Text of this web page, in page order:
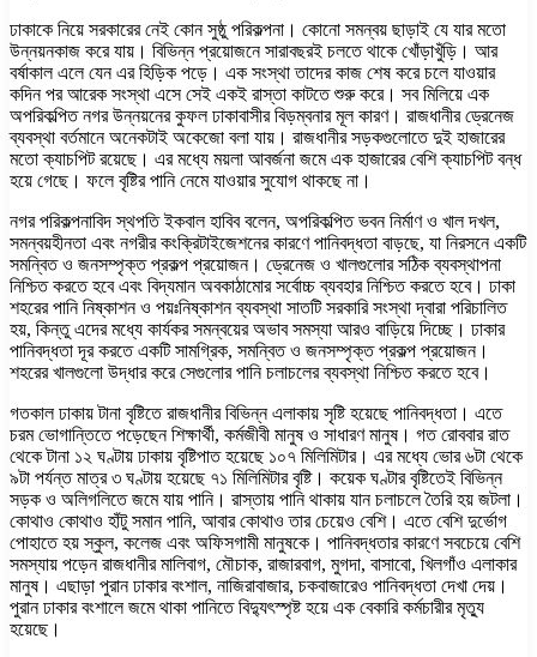
ঢাকাকে নিয়ে সরকারের নেই কোন সুষ্ঠু পরিকল্পনা। কোনো সমন্বয় ছাড়াই যে যার মতো
উন্নয়নকাজ করে যায়। বিভিন্ন প্রয়োজনে সারাবছরই চলতে থাকে খোঁড়াখুঁড়ি। আর
বর্ষাকাল এলে যেন এর হিড়িক পড়ে। এক সংস্থা তাদের কাজ শেষ করে চলে যাওয়ার
কদিন পর আরেক সংস্থা এসে সেই একই রাস্তা কাটতে শুরু করে। সব মিলিয়ে এক
অপরিকল্পিত নগর উন্নয়নের কুফল ঢাকাবাসীর বিড়ম্বনার মূল কারণ। রাজধানীর ড্রেনেজ
ব্যবস্থা বর্তমানে অনেকটাই অকেজো বলা যায়। রাজধানীর সড়কগুলোতে দুই হাজারের
মতো ক্যাচপিট রয়েছে। এর মধ্যে ময়লা আবর্জনা জমে এক হাজারের বেশি ক্যাচপিট বন্ধ
হয়ে গেছে। ফলে বৃষ্টির পানি নেমে যাওয়ার সুযোগ থাকছে না।
নগর পরিকল্পনাবিদ স্থপতি ইকবাল হাবিব বলেন, অপরিকল্পিত ভবন নির্মাণ ও খাল দখল,
সমন্বয়হীনতা এবং নগরীর কংক্রিটাইজেশনের কারণে পানিবদ্ধতা বাড়ছে, যা নিরসনে একটি
সমন্বিত ও জনসম্পৃক্ত প্রকল্প প্রয়োজন। ড্রেনেজ ও খালগুলোর সঠিক ব্যবস্থাপনা
নিশ্চিত করতে হবে এবং বিদ্যমান অবকাঠামোর সর্বোচ্চ ব্যবহার নিশ্চিত করতে হবে। ঢাকা
শহরের পানি নিষ্কাশন ও পয়ঃনিষ্কাশন ব্যবস্থা সাতটি সরকারি সংস্থা দ্বারা পরিচালিত
হয়, কিন্তু এদের মধ্যে কার্যকর সমন্বয়ের অভাব সমস্যা আরও বাড়িয়ে দিচ্ছে। ঢাকার
পানিবদ্ধতা দূর করতে একটি সামগ্রিক, সমন্বিত ও জনসম্পৃক্ত প্রকল্প প্রয়োজন।
শহরের খালগুলো উদ্ধার করে সেগুলোর পানি চলাচলের ব্যবস্থা নিশ্চিত করতে হবে।
গতকাল ঢাকায় টানা বৃষ্টিতে রাজধানীর বিভিন্ন এলাকায় সৃষ্টি হয়েছে পানিবদ্ধতা। এতে
চরম ভোগান্তিতে পড়েছেন শিক্ষার্থী, কর্মজীবী মানুষ ও সাধারণ মানুষ। গত রোববার রাত
থেকে টানা ১২ ঘণ্টায় ঢাকায় বৃষ্টিপাত হয়েছে ১০৭ মিলিমিটার। এর মধ্যে ভোর ৬টা থেকে
৯টা পর্যন্ত মাত্র ৩ ঘণ্টায় হয়েছে ৭১ মিলিমিটার বৃষ্টি। কয়েক ঘণ্টার বৃষ্টিতেই বিভিন্ন
সড়ক ও অলিগলিতে জমে যায় পানি। রাস্তায় পানি থাকায় যান চলাচলে তৈরি হয় জটলা।
কোথাও কোথাও হাঁটু সমান পানি, আবার কোথাও তার চেয়েও বেশি। এতে বেশি দুর্ভোগ
পোহাতে হয় স্কুল, কলেজ এবং অফিসগামী মানুষকে। পানিবদ্ধতার কারণে সবচেয়ে বেশি
সমস্যায় পড়েন রাজধানীর মালিবাগ, মৌচাক, রাজারবাগ, মুগদা, বাসাবো, খিলগাঁও এলাকার
মানুষ। এছাড়া পুরান ঢাকার বংশাল, নাজিরাবাজার, চকবাজারেও পানিবদ্ধতা দেখা দেয়।
পুরান ঢাকার বংশালে জমে থাকা পানিতে বিদ্যুৎস্পৃষ্ট হয়ে এক বেকারি কর্মচারীর মৃত্যু
হয়েছে।